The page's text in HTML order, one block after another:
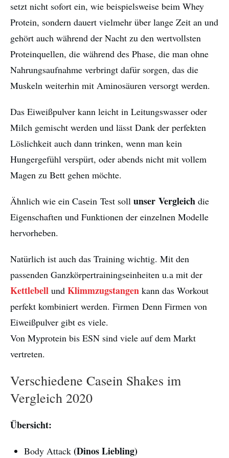
setzt nicht sofort ein, wie beispielsweise beim Whey
Protein, sondern dauert vielmehr über lange Zeit an und
gehört auch während der Nacht zu den wertvollsten
Proteinquellen, die während des Phase, die man ohne
Nahrungsaufnahme verbringt dafür sorgen, das die
Muskeln weiterhin mit Aminosäuren versorgt werden.
Das Eiweißpulver kann leicht in Leitungswasser oder
Milch gemischt werden und lässt Dank der perfekten
Löslichkeit auch dann trinken, wenn man kein
Hungergefühl verspürt, oder abends nicht mit vollem
Magen zu Bett gehen möchte.
Ähnlich wie ein Casein Test soll unser Vergleich die
Eigenschaften und Funktionen der einzelnen Modelle
hervorheben.
Natürlich ist auch das Training wichtig. Mit den
passenden Ganzkörpertrainingseinheiten u.a mit der
Kettlebell und Klimmzugstangen kann das Workout
perfekt kombiniert werden. Firmen Denn Firmen von
Eiweißpulver gibt es viele.
Von Myprotein bis ESN sind viele auf dem Markt
vertreten.
Verschiedene Casein Shakes im
Vergleich 2020
Übersicht:
Body Attack (Dinos Liebling)